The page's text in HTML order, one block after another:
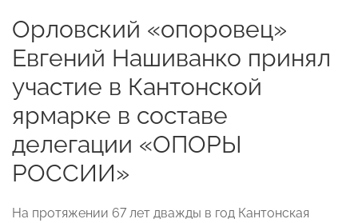
Орловский «опоровец»
Евгений Нашиванко принял
участие в Кантонской
ярмарке в составе
делегации «ОПОРЫ
РОССИИ»
На протяжении 67 лет дважды в год Кантонская